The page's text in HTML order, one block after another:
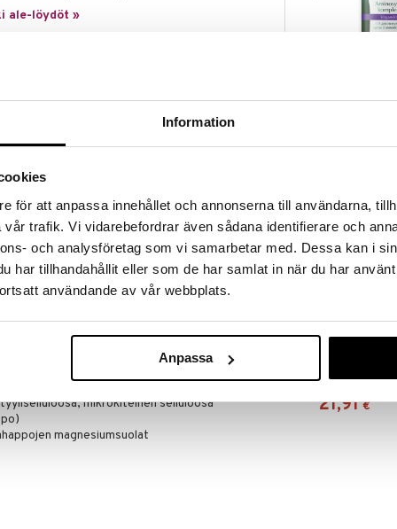
Information
för att anpassa innehållet och annonserna till användarna,
trafik. Vi vidarebefordrar även sådana identifierare och
och analysföretag som vi samarbetar med. Dessa kan i
har tillhandahållit eller som de har samlat in när du har
användande av vår webbplats.
Anpassa
ale-löydöt »
NAD:ksi. Niasiini auttaa vähentämään
normaalia energiantuotantoa. Tuotteen
hitaasti, mikä mahdollistaa optimaalisen
Sopii vegaaneille ja kasvissyöjille.
yrityksen omassa tehtaassa Tanskassa
voidaan dokumentoida laatu, turvallisuus ja teho.
ylittää. On tärkeää noudattaa vaihtelevaa ja
elämäntapaa. Ravintolisiä ei tule käyttää
mikrokiteinen selluloosa
magnesiumsuolat
16,43
21,91 €